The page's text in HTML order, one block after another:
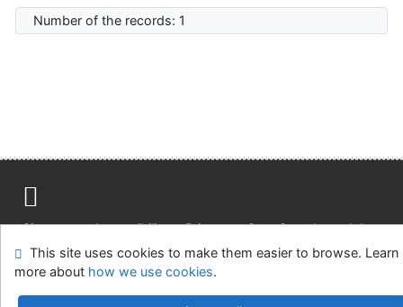
Number of the records: 1
Site map Accessibility Privacy
OpenSearch module
Feedback form
Cookie settings
Univerzitní knihovna - Univerzita Hradec Králové
This site uses cookies to make them easier to browse. Learn
more about how we use cookies.